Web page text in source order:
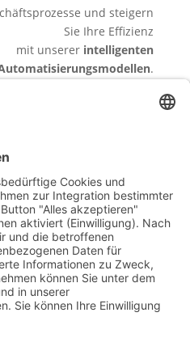
und steigern
Sie Ihre Effizienz
mit unserer intelligenten
.
verbessern können.
aufnehmen
& Umsetzung: Kühe im